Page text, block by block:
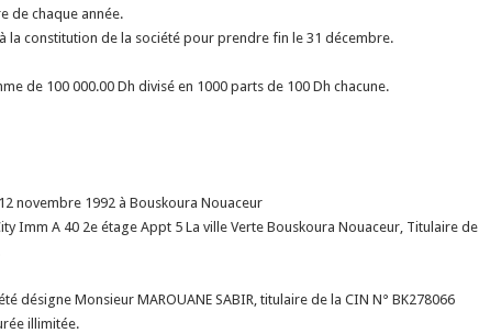
de chaque année.
la constitution de la société pour prendre fin le 31 décembre.
de 100 000.00 Dh divisé en 1000 parts de 100 Dh chacune.
novembre 1992 à Bouskoura Nouaceur
Imm A 40 2e étage Appt 5 La ville Verte Bouskoura Nouaceur, Titulaire de
désigne Monsieur MAROUANE SABIR, titulaire de la CIN N° BK278066
illimitée.